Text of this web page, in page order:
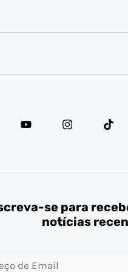
se para
notícias